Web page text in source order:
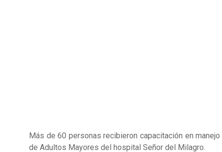
Más de 60 personas recibieron capacitación en
de Adultos Mayores del hospital Señor del Milagro.